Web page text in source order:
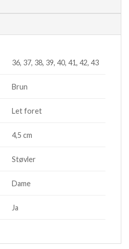
36, 37, 38, 39, 40, 41, 42, 43
Brun
Let foret
4,5 cm
Støvler
Dame
Ja